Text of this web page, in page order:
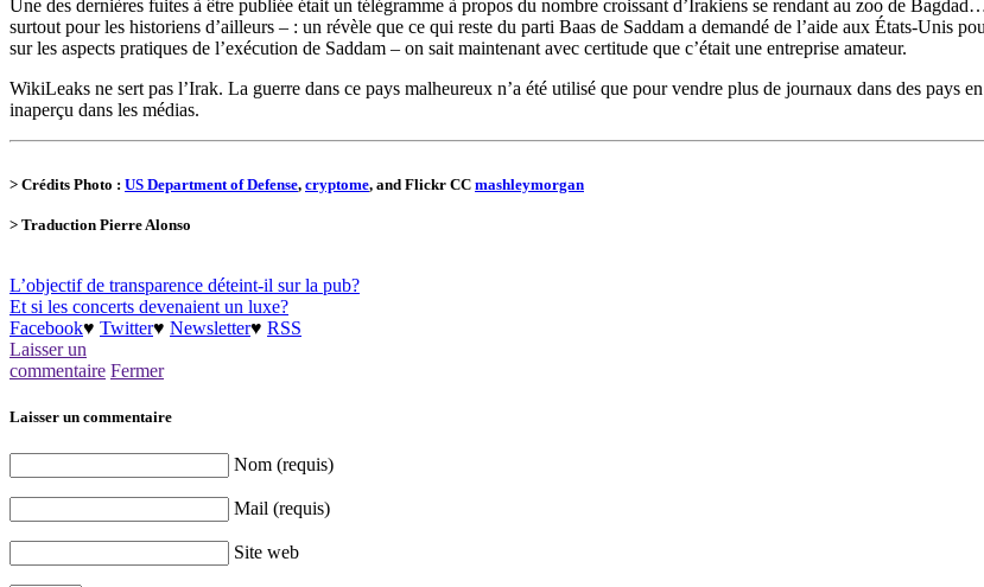
Une des dernières fuites à être publiée était un télégramme à propos du nombre croissant d’Irakiens se rendant au zoo de
surtout pour les historiens d’ailleurs – : un révèle que ce qui reste du parti Baas de Saddam a demandé de l’aide aux États-Unis
sur les aspects pratiques de l’exécution de Saddam – on sait maintenant avec certitude que c’était une entreprise amateur.
WikiLeaks ne sert pas l’Irak. La guerre dans ce pays malheureux n’a été utilisé que pour vendre plus de journaux dans des pays
inaperçu dans les médias.
> Crédits Photo : US Department of Defense, cryptome, and Flickr CC mashleymorgan
> Traduction Pierre Alonso
L’objectif de transparence déteint-il sur la pub?
Et si les concerts devenaient un luxe?
Facebook♥ Twitter♥ Newsletter♥ RSS
Laisser un
commentaire Fermer
Laisser un commentaire
Nom (requis)
Mail (requis)
Site web